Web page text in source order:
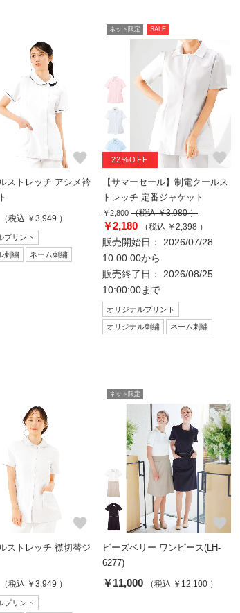
favorite
ストレッチ アシメ衿
（税込 ￥3,949 ）
プリント
刺繍 ネーム刺繍
ネット限定 SALE
22%OFF favorite
【サマーセール】制電クールス
トレッチ 定番ジャケット
￥2,800（税込 ￥3,080 ）
￥2,180 （税込 ￥2,398 ）
販売開始日： 2026/07/28
10:00:00から
販売終了日： 2026/08/25
10:00:00まで
オリジナルプリント
オリジナル刺繍 ネーム刺繍
favorite
ストレッチ 襟切替ジ
（税込 ￥3,949 ）
プリント
ネット限定
favorite
ビーズベリー ワンピース(LH-
6277)
￥11,000 （税込 ￥12,100 ）